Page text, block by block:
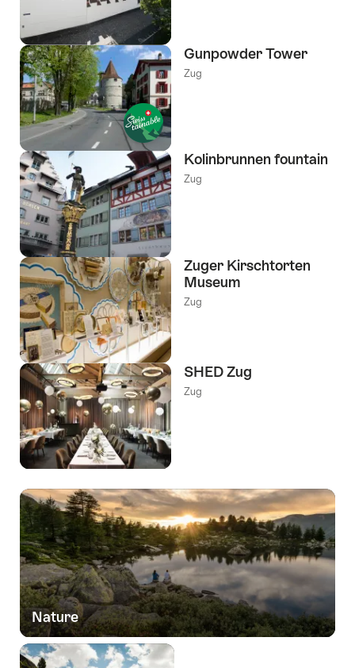
Gunpowder Tower
Zug
Kolinbrunnen fountain
Zug
Zuger Kirschtorten
Museum
Zug
SHED Zug
Zug
Nature